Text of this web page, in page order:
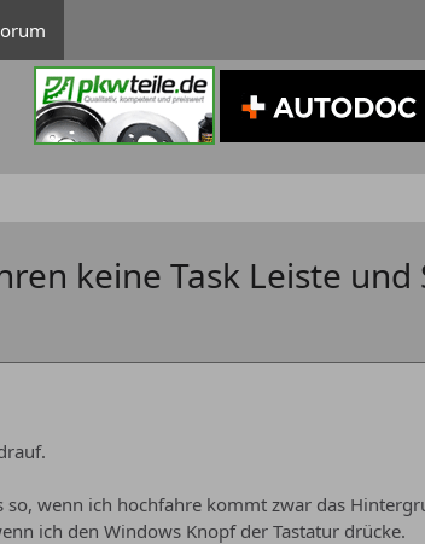
keine Task Leiste und
so, wenn ich hochfahre kommt zwar das
ich den Windows Knopf der Tastatur drücke.